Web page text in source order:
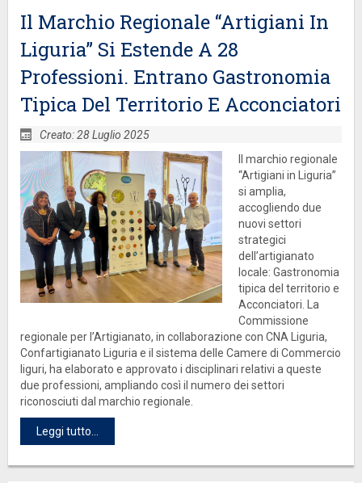
Il Marchio Regionale “Artigiani In
Liguria” Si Estende A 28
Professioni. Entrano Gastronomia
Tipica Del Territorio E Acconciatori
Creato: 28 Luglio 2025
Il marchio regionale
“Artigiani in Liguria”
si amplia,
accogliendo due
nuovi settori
strategici
dell’artigianato
locale: Gastronomia
tipica del territorio e
Acconciatori. La
Commissione
regionale per l’Artigianato, in collaborazione con CNA Liguria,
Confartigianato Liguria e il sistema delle Camere di Commercio
liguri, ha elaborato e approvato i disciplinari relativi a queste
due professioni, ampliando così il numero dei settori
riconosciuti dal marchio regionale.
Leggi tutto...